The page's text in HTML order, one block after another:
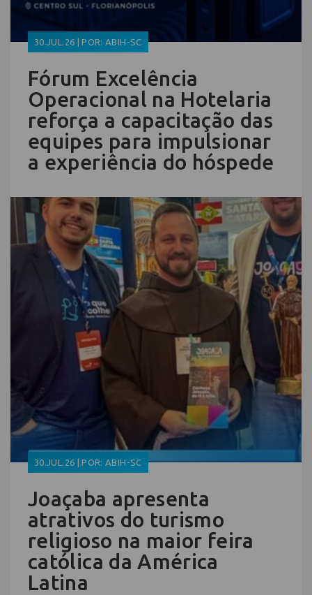
30.JUL.26 | POR: ABIH-SC
Fórum Excelência
Operacional na Hotelaria
reforça a capacitação das
equipes para impulsionar
a experiência do hóspede
30.JUL.26 | POR: ABIH-SC
Joaçaba apresenta
atrativos do turismo
religioso na maior feira
católica da América
Latina